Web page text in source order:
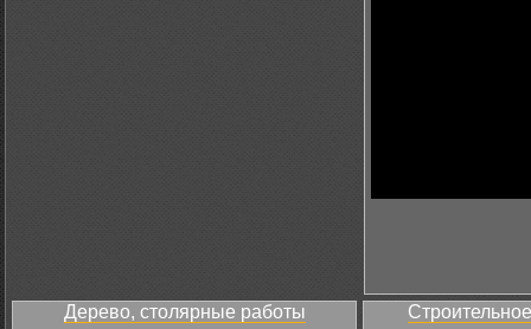
Дерево, столярные работы